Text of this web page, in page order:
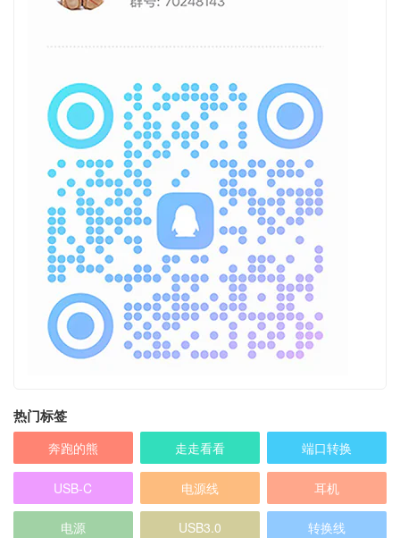
热门标签
奔跑的熊 走走看看 端口转换
USB-C 电源线 耳机
电源 USB3.0 转换线